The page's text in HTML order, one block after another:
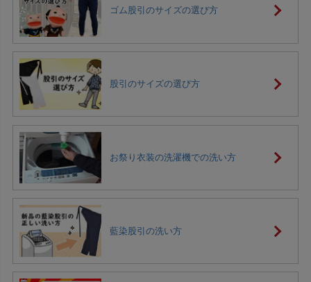
ゴム股引のサイズの選び方
股引のサイズの選び方
お祭り衣装の洗濯機での洗い方
藍染股引の洗い方